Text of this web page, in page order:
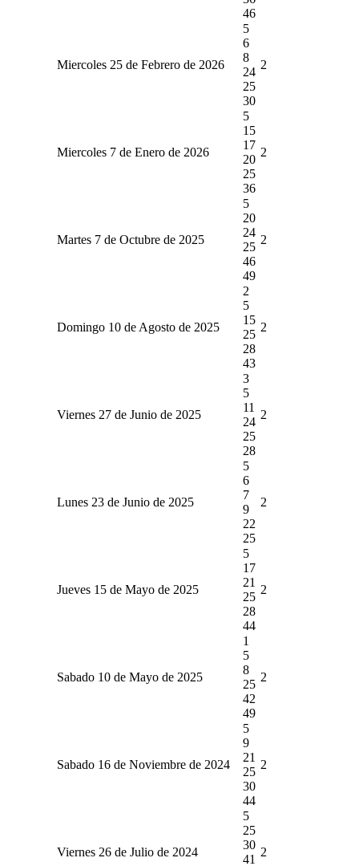
46
Miercoles 25 de Febrero de 2026
5
6
8
24
25
30
2
Miercoles 7 de Enero de 2026
5
15
17
20
25
36
2
Martes 7 de Octubre de 2025
5
20
24
25
46
49
2
Domingo 10 de Agosto de 2025
2
5
15
25
28
43
2
Viernes 27 de Junio de 2025
3
5
11
24
25
28
2
Lunes 23 de Junio de 2025
5
6
7
9
22
25
2
Jueves 15 de Mayo de 2025
5
17
21
25
28
44
2
Sabado 10 de Mayo de 2025
1
5
8
25
42
49
2
Sabado 16 de Noviembre de 2024
5
9
21
25
30
44
2
Viernes 26 de Julio de 2024
5
25
30
41
2